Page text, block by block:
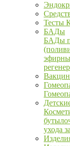
Тесты
БАДы
БАДы
ухода